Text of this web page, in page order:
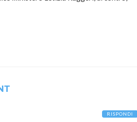
RISPONDI